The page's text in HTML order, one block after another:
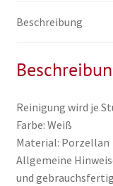
Beschreibung
Reinigung wird je
Farbe: Weiß
Material: Porzellan
Allgemeine
und